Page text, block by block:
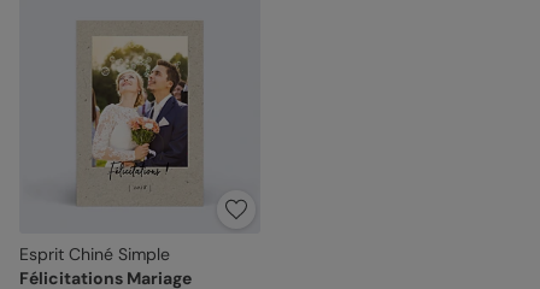
Esprit Chiné Simple
Félicitations Mariage